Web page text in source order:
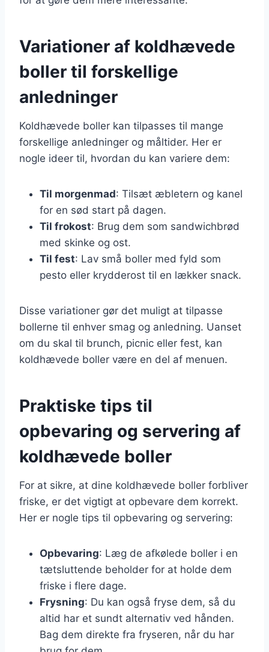
Variationer af koldhævede
boller til forskellige
anledninger
Koldhævede boller kan tilpasses til mange
forskellige anledninger og måltider. Her er
nogle ideer til, hvordan du kan variere dem:
Til morgenmad: Tilsæt æbletern og kanel
for en sød start på dagen.
Til frokost: Brug dem som sandwichbrød
med skinke og ost.
Til fest: Lav små boller med fyld som
pesto eller krydderost til en lækker snack.
Disse variationer gør det muligt at tilpasse
bollerne til enhver smag og anledning. Uanset
om du skal til brunch, picnic eller fest, kan
koldhævede boller være en del af menuen.
Praktiske tips til
opbevaring og servering af
koldhævede boller
For at sikre, at dine koldhævede boller forbliver
friske, er det vigtigt at opbevare dem korrekt.
Her er nogle tips til opbevaring og servering:
Opbevaring: Læg de afkølede boller i en
tætsluttende beholder for at holde dem
friske i flere dage.
Frysning: Du kan også fryse dem, så du
altid har et sundt alternativ ved hånden.
Bag dem direkte fra fryseren, når du har